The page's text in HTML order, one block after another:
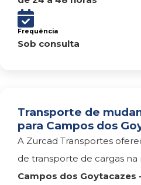
Frequência
Sob consulta
Transporte de
para Campos dos
A Zurcad Transportes
de transporte de cargas na
Campos dos Goytacazes